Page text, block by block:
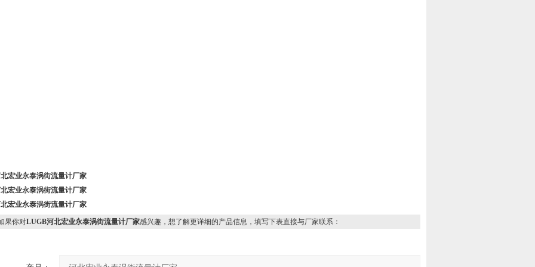
宏业永泰涡街流量计厂家
宏业永泰涡街流量计厂家
宏业永泰涡街流量计厂家
你对LUGB河北宏业永泰涡街流量计厂家感兴趣，想了解更详细的产品信息，填写下表直接与厂家联系：